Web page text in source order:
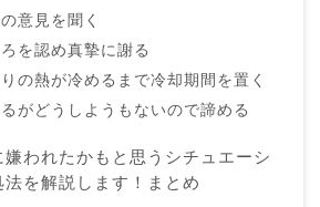
意見を聞く
を認め真摯に謝る
の熱が冷めるまで冷却期間を置く
がどうしようもないので諦める
嫌われたかもと思うシチュエーシ
法を解説します！まとめ